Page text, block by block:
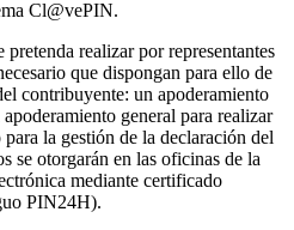
Cl@vePIN.
realizar por representantes
que dispongan para ello de
contribuyente: un apoderamiento
general para realizar
la gestión de la declaración del
se otorgarán en las oficinas de la
mediante certificado
PIN24H).